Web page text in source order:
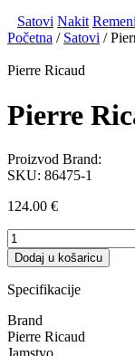
Satovi Nakit Remeni
Početna / Satovi /
Pierre Ricaud
Pierre
SKU: 86475-1
Proizvod Brand:
124.00 €
Pierre
Ricaud
P22094.1111Q
količina
Dodaj u košaricu
Specifikacije
Brand
Pierre Ricaud
Jamstvo